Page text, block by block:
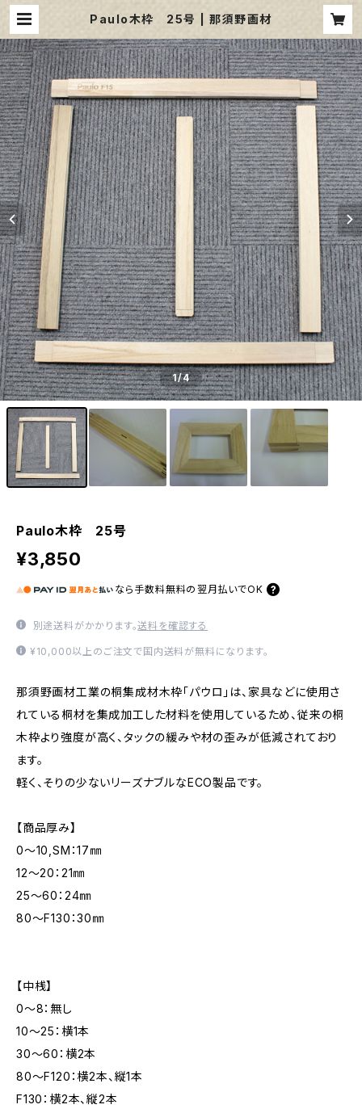
Paulo木枠 25号 | 那須野画材
1/4
Paulo木枠 25号
¥3,850
なら 手数料無料の 翌月払いでOK
別途送料がかかります。送料を確認する
¥10,000以上のご注文で国内送料が無料になります。
那須野画材工業の桐集成材木枠「パウロ」は、家具などに使用さ
れている桐材を集成加工した材料を使用しているため、従来の桐
木枠より強度が高く、タックの緩みや材の歪みが低減されており
ます。
軽く、そりの少ないリーズナブルなECO製品です。
【商品厚み】
0～10,SM：17㎜
12～20：21㎜
25～60：24㎜
80～F130：30㎜
【中桟】
0～8：無し
10～25：横1本
30～60：横2本
80～F120：横2本、縦1本
F130：横2本、縦2本